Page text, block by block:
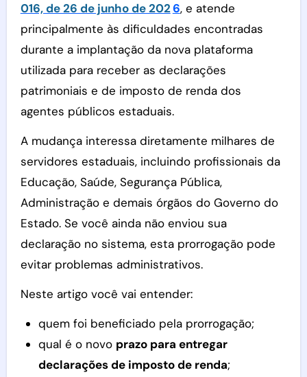
016, de 26 de junho de 2026, e atende
principalmente às dificuldades encontradas
durante a implantação da nova plataforma
utilizada para receber as declarações
patrimoniais e de imposto de renda dos
agentes públicos estaduais.
A mudança interessa diretamente milhares de
servidores estaduais, incluindo profissionais da
Educação, Saúde, Segurança Pública,
Administração e demais órgãos do Governo do
Estado. Se você ainda não enviou sua
declaração no sistema, esta prorrogação pode
evitar problemas administrativos.
Neste artigo você vai entender:
quem foi beneficiado pela prorrogação;
qual é o novo prazo para entregar
declarações de imposto de renda;